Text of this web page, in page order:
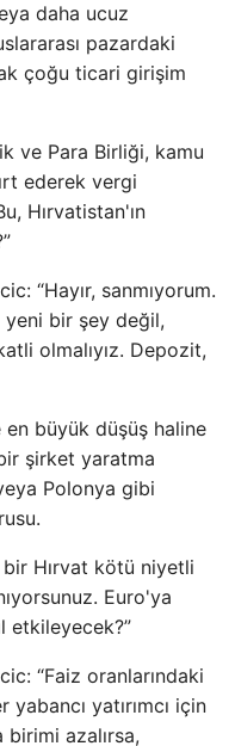
daha ucuz
pazardaki
çoğu ticari girişim
ve Para Birliği, kamu
ederek vergi
Hırvatistan'ın
“Hayır, sanmıyorum.
yeni bir şey değil,
olmalıyız. Depozit,
büyük düşüş haline
şirket yaratma
Polonya gibi
bir Hırvat kötü niyetli
Euro'ya
etkileyecek?”
“Faiz oranlarındaki
yatırımcı için
birimi azalırsa,